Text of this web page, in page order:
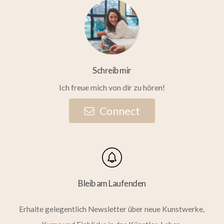
Schreib mir
Ich freue mich von dir zu hören!
Connect
Bleib am Laufenden
Erhalte gelegentlich Newsletter über neue Kunstwerke,